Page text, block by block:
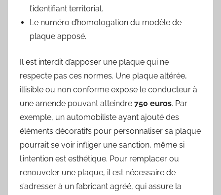
l’identifiant territorial.
Le numéro d’homologation du modèle de
plaque apposé.
Il est interdit d’apposer une plaque qui ne
respecte pas ces normes. Une plaque altérée,
illisible ou non conforme expose le conducteur à
une amende pouvant atteindre 750 euros. Par
exemple, un automobiliste ayant ajouté des
éléments décoratifs pour personnaliser sa plaque
pourrait se voir infliger une sanction, même si
l’intention est esthétique. Pour remplacer ou
renouveler une plaque, il est nécessaire de
s’adresser à un fabricant agréé, qui assure la